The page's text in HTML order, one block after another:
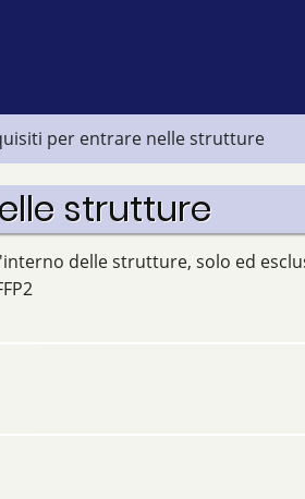
per entrare nelle strutture
strutture
delle strutture, solo ed